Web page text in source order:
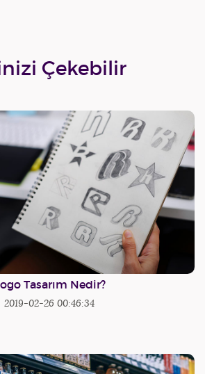
Çekebilir
Tasarım Nedir?
2019-02-26 00:46:34